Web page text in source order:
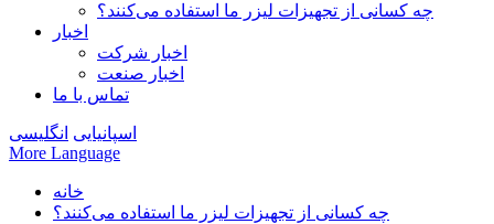
چه کسانی از تجهیزات لیزر ما استفاده می‌کنند؟
اخبار
اخبار شرکت
اخبار صنعت
تماس با ما
اسپانیایی انگلیسی
More Language
خانه
چه کسانی از تجهیزات لیزر ما استفاده می‌کنند؟